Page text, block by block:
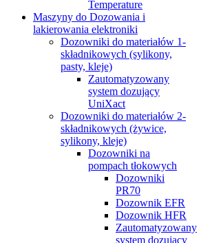
Temperature
Maszyny do Dozowania i
lakierowania elektroniki
Dozowniki do materiałów 1-
składnikowych (sylikony,
pasty, kleje)
Zautomatyzowany
system dozujący
UniXact
Dozowniki do materiałów 2-
składnikowych (żywice,
sylikony, kleje)
Dozowniki na
pompach tłokowych
Dozowniki
PR70
Dozownik EFR
Dozownik HFR
Zautomatyzowany
system dozujący